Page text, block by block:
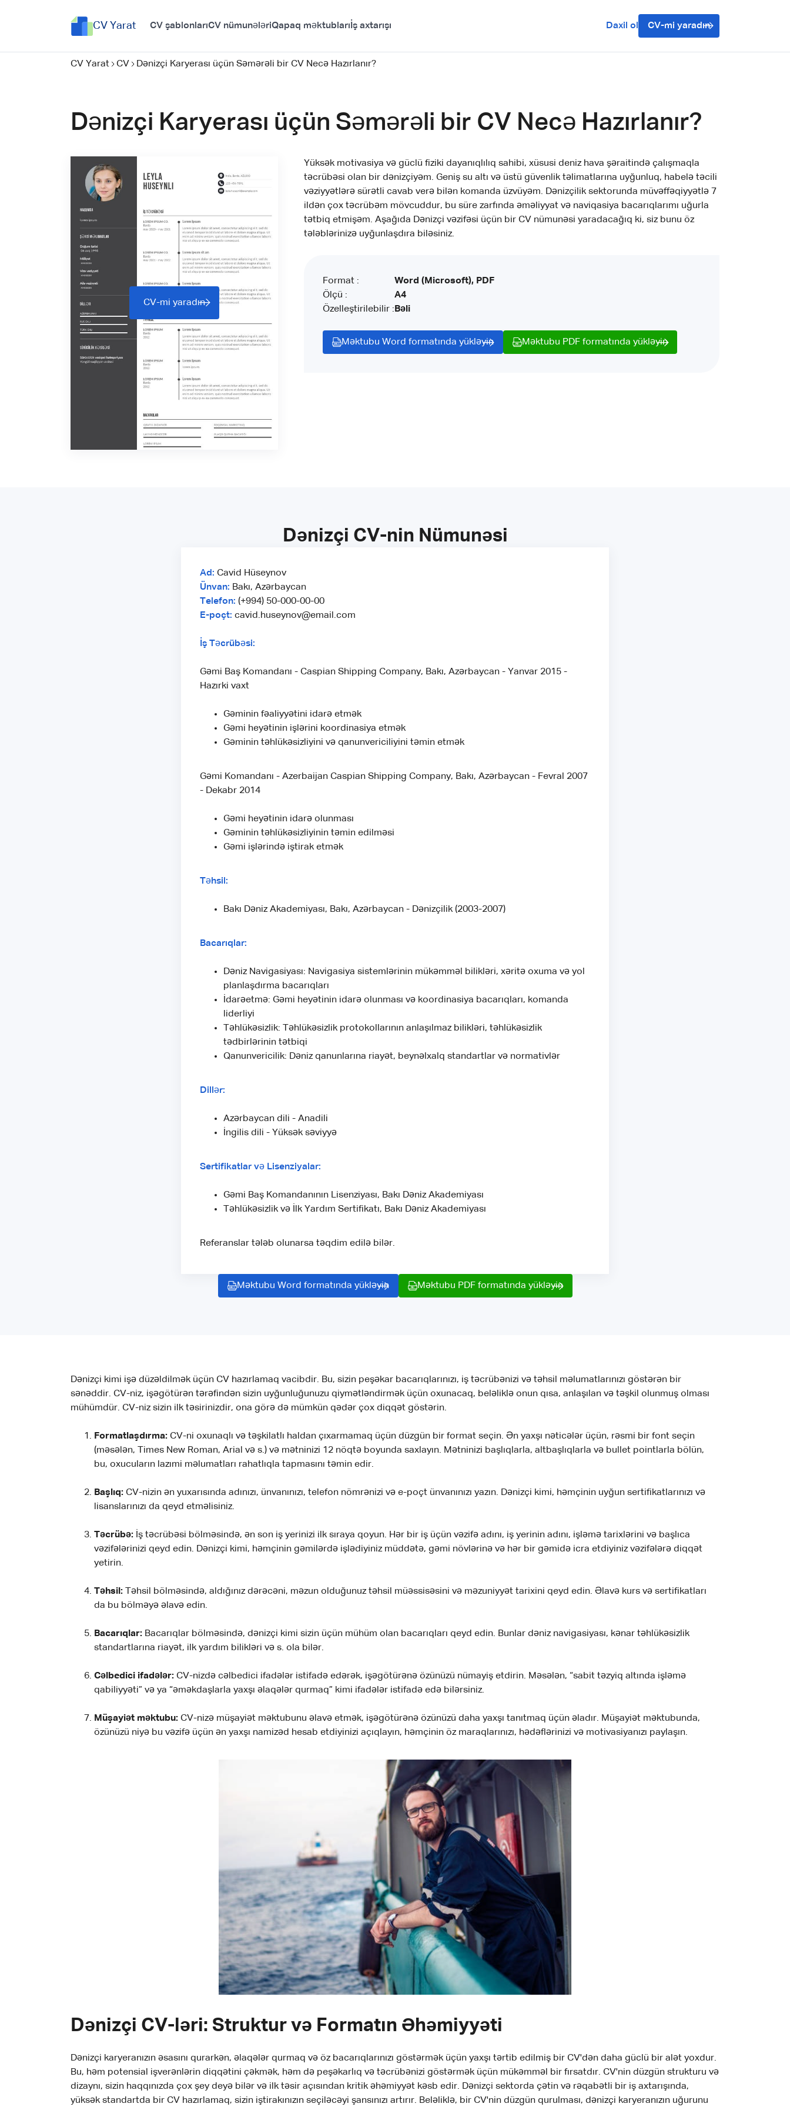
CV Yarat CV şablonlarıCV nümunələriQapaq məktubları İş axtarışı Daxil ol CV-mi yaradın
CV Yarat CV Dənizçi Karyerası üçün Səmərəli bir CV Necə Hazırlanır?
Dənizçi Karyerası üçün Səmərəli bir CV Necə Hazırlanır?
CV-mi yaradın
Yüksək motivasiya və güclü fiziki dayanıqlılıq sahibi, xüsusi deniz hava şəraitində çalışmaqla
təcrübəsi olan bir dənizçiyəm. Geniş su altı və üstü güvenlik təlimatlarına uyğunluq, habelə təcili
vəziyyətlərə sürətli cavab verə bilən komanda üzvüyəm. Dənizçilik sektorunda müvəffəqiyyətlə 7
ildən çox təcrübəm mövcuddur, bu süre zarfında əməliyyat və naviqasiya bacarıqlarımı uğurla
tətbiq etmişəm. Aşağıda Dənizçi vəzifəsi üçün bir CV nümunəsi yaradacağıq ki, siz bunu öz
tələblərinizə uyğunlaşdıra biləsiniz.
Format :
Ölçü :
Özelleştirilebilir :
Word (Microsoft), PDF
A4
Bəli
Məktubu Word formatında yükləyin Məktubu PDF formatında yükləyin
Dənizçi CV-nin Nümunəsi
Ad: Cavid Hüseynov
Ünvan: Bakı, Azərbaycan
Telefon: (+994) 50-000-00-00
E-poçt: cavid.huseynov@email.com
İş Təcrübəsi:
Gəmi Baş Komandanı - Caspian Shipping Company, Bakı, Azərbaycan - Yanvar 2015 -
Hazırki vaxt
Gəminin fəaliyyətini idarə etmək
Gəmi heyətinin işlərini koordinasiya etmək
Gəminin təhlükəsizliyini və qanunvericiliyini təmin etmək
Gəmi Komandanı - Azerbaijan Caspian Shipping Company, Bakı, Azərbaycan - Fevral 2007
- Dekabr 2014
Gəmi heyətinin idarə olunması
Gəminin təhlükəsizliyinin təmin edilməsi
Gəmi işlərində iştirak etmək
Təhsil:
Bakı Dəniz Akademiyası, Bakı, Azərbaycan - Dənizçilik (2003-2007)
Bacarıqlar:
Dəniz Navigasiyası: Navigasiya sistemlərinin mükəmməl bilikləri, xəritə oxuma və yol
planlaşdırma bacarıqları
İdarəetmə: Gəmi heyətinin idarə olunması və koordinasiya bacarıqları, komanda
liderliyi
Təhlükəsizlik: Təhlükəsizlik protokollarının anlaşılmaz bilikləri, təhlükəsizlik
tədbirlərinin tətbiqi
Qanunvericilik: Dəniz qanunlarına riayət, beynəlxalq standartlar və normativlər
Dillər:
Azərbaycan dili - Anadili
İngilis dili - Yüksək səviyyə
Sertifikatlar və Lisenziyalar:
Gəmi Baş Komandanının Lisenziyası, Bakı Dəniz Akademiyası
Təhlükəsizlik və İlk Yardım Sertifikatı, Bakı Dəniz Akademiyası
Referanslar tələb olunarsa təqdim edilə bilər.
Məktubu Word formatında yükləyin Məktubu PDF formatında yükləyin
Dənizçi kimi işə düzəldilmək üçün CV hazırlamaq vacibdir. Bu, sizin peşəkar bacarıqlarınızı, iş təcrübənizi və təhsil məlumatlarınızı göstərən bir
sənəddir. CV-niz, işəgötürən tərəfindən sizin uyğunluğunuzu qiymətləndirmək üçün oxunacaq, beləliklə onun qısa, anlaşılan və təşkil olunmuş olması
mühümdür. CV-niz sizin ilk təsirinizdir, ona görə də mümkün qədər çox diqqət göstərin.
Formatlaşdırma: CV-ni oxunaqlı və təşkilatlı haldan çıxarmamaq üçün düzgün bir format seçin. Ən yaxşı nəticələr üçün, rəsmi bir font seçin
(məsələn, Times New Roman, Arial və s.) və mətninizi 12 nöqtə boyunda saxlayın. Mətninizi başlıqlarla, altbaşlıqlarla və bullet pointlarla bölün,
bu, oxucuların lazımi məlumatları rahatlıqla tapmasını təmin edir.
Başlıq: CV-nizin ən yuxarısında adınızı, ünvanınızı, telefon nömrənizi və e-poçt ünvanınızı yazın. Dənizçi kimi, həmçinin uyğun sertifikatlarınızı və
lisanslarınızı da qeyd etməlisiniz.
Təcrübə: İş təcrübəsi bölməsində, ən son iş yerinizi ilk sıraya qoyun. Hər bir iş üçün vəzifə adını, iş yerinin adını, işləmə tarixlərini və başlıca
vəzifələrinizi qeyd edin. Dənizçi kimi, həmçinin gəmilərdə işlədiyiniz müddətə, gəmi növlərinə və hər bir gəmidə icra etdiyiniz vəzifələrə diqqət
yetirin.
Təhsil: Təhsil bölməsində, aldığınız dərəcəni, məzun olduğunuz təhsil müəssisəsini və məzuniyyət tarixini qeyd edin. Əlavə kurs və sertifikatları
da bu bölməyə əlavə edin.
Bacarıqlar: Bacarıqlar bölməsində, dənizçi kimi sizin üçün mühüm olan bacarıqları qeyd edin. Bunlar dəniz navigasiyası, kənar təhlükəsizlik
standartlarına riayət, ilk yardım bilikləri və s. ola bilər.
Cəlbedici ifadələr: CV-nizdə cəlbedici ifadələr istifadə edərək, işəgötürənə özünüzü nümayiş etdirin. Məsələn, “sabit təzyiq altında işləmə
qabiliyyəti” və ya “əməkdaşlarla yaxşı əlaqələr qurmaq” kimi ifadələr istifadə edə bilərsiniz.
Müşayiət məktubu: CV-nizə müşayiət məktubunu əlavə etmək, işəgötürənə özünüzü daha yaxşı tanıtmaq üçün əladır. Müşayiət məktubunda,
özünüzü niyə bu vəzifə üçün ən yaxşı namizəd hesab etdiyinizi açıqlayın, həmçinin öz maraqlarınızı, hədəflərinizi və motivasiyanızı paylaşın.
Dənizçi CV-ləri: Struktur və Formatın Əhəmiyyəti
Dənizçi karyeranızın əsasını qurarkən, əlaqələr qurmaq və öz bacarıqlarınızı göstərmək üçün yaxşı tərtib edilmiş bir CV'dən daha güclü bir alət yoxdur.
Bu, həm potensial işverənlərin diqqətini çəkmək, həm də peşəkarlıq və təcrübənizi göstərmək üçün mükəmməl bir fırsatdır. CV'nin düzgün strukturu və
dizaynı, sizin haqqınızda çox şey deyə bilər və ilk təsir açısından kritik əhəmiyyət kəsb edir. Dənizçi sektorda çətin və rəqabətli bir iş axtarışında,
yüksək standartda bir CV hazırlamaq, sizin iştirakınızın seçiləcəyi şansınızı artırır. Beləliklə, bir CV'nin düzgün qurulması, dənizçi karyeranızın uğurunu